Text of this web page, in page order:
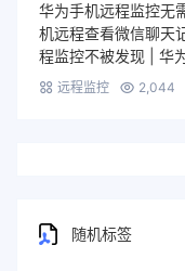
华为手机远程监控无
机远程查看微信聊天
程监控不被发现 | 华
远程监控 2,044
随机标签